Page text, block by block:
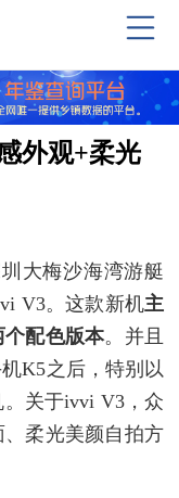
外观+柔光
大梅沙海湾游艇
V3。这款新机主
配色版本。并且
K5之后，特别以
关于ivvi V3，众
柔光美颜自拍方